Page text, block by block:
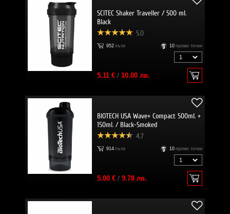
SCITEC Shaker Traveller / 500 ml.
Black
5.0
952 пъти 10 промо точки
5.11 €/ 10.00 лв.
BIOTECH USA Wave+ Compact 500ml. +
150ml. / Black-Smoked
4.7
914 пъти 10 промо точки
5.00 €/ 9.78 лв.